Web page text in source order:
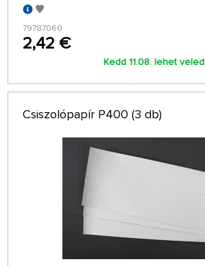
79787060
2,42 €
Kedd 11.08. lehet veled
Csiszolópapír P400 (3 db)